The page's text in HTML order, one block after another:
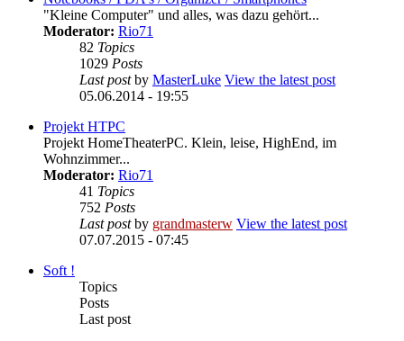
"Kleine Computer" und alles, was dazu gehört...
Moderator: Rio71
82 Topics
1029 Posts
Last postby MasterLuke View the latest post
05.06.2014 - 19:55
Projekt HTPC
Projekt HomeTheaterPC. Klein, leise, HighEnd, im
Wohnzimmer...
Moderator: Rio71
41 Topics
752 Posts
Last postby grandmasterw View the latest post
07.07.2015 - 07:45
Soft !
Topics
Posts
Last post